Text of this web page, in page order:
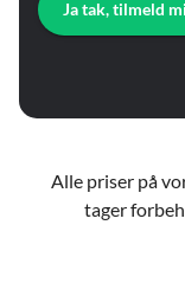
Ja tak, tilmeld
Alle priser på
tager